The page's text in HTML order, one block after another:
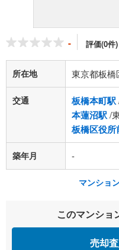
- 評価(0件)
所在地 東京都板橋
交通 板橋本町駅
本蓮沼駅/
板橋区役所
築年月 -
マンショ
このマンショ
売却